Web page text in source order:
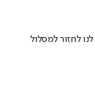
לחזור למסלול